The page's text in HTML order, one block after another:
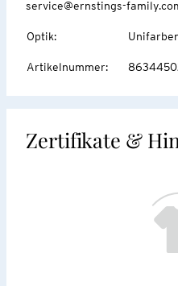
service@ernstings-
Optik:
Artikelnummer:
Zertifikate &